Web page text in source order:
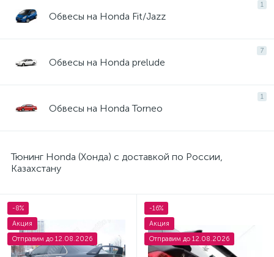
1
Обвесы на Honda Fit/Jazz
7
Обвесы на Honda prelude
1
Обвесы на Honda Torneo
Тюнинг Honda (Хонда) с доставкой по России,
Казахстану
-8%
Акция
Отправим до 12.08.2026
-16%
Акция
Отправим до 12.08.2026